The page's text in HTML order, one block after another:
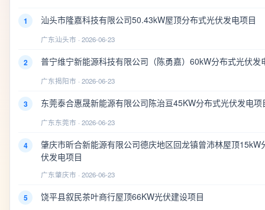
1 汕头市隆嘉科技有限公司50.43kW屋顶分布式光伏发电项目
广东汕头市 · 2026-06-23
2 普宁维宁新能源科技有限公司（陈勇嘉）60kW分布式光伏发
广东揭阳市 · 2026-06-23
3 东莞泰合惠晟新能源有限公司陈治亘45KW分布式光伏发电项
广东东莞市 · 2026-06-23
4
肇庆市昕合新能源有限公司德庆地区回龙镇曾沛林屋顶15kW
伏发电项目
广东肇庆市 · 2026-06-23
5 饶平县叙民茶叶商行屋顶66KW光伏建设项目